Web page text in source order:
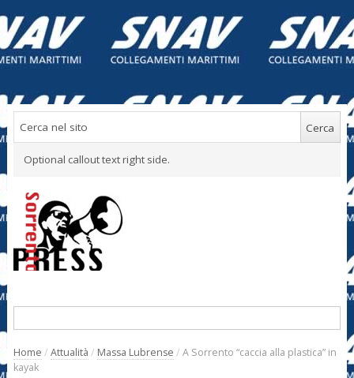
Optional callout text right side.
Home / Attualità / Massa Lubrense / A Sorrento “caccia alla plastica” in
kayak